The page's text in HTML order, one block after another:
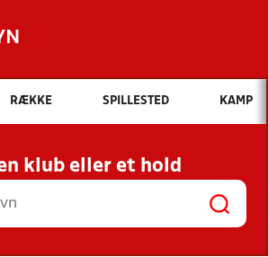
Hvad vil du søge efter?
INDHOLD OG NYHEDER
RESULTATER, KLUBBER OG
HOLD
RÆKKE SPILLESTED KAMP
klub eller et hold